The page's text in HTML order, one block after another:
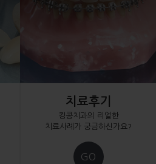
치료후기
킹콩치과의 리얼한
치료사례가 궁금하신가요?
GO